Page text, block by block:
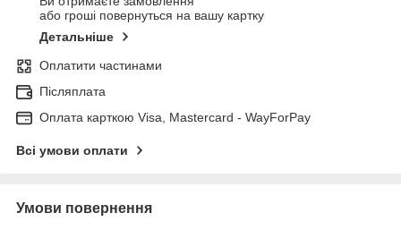
або гроші повернуться на вашу картку
Детальніше
Оплатити частинами
Післяплата
Оплата карткою Visa, Mastercard - WayForPay
Всі умови оплати
Умови повернення